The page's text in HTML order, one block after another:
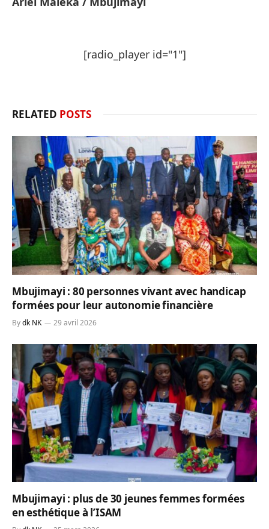
[radio_player id="1"]
RELATED POSTS
Mbujimayi : 80 personnes vivant avec handicap
formées pour leur autonomie financière
Bydk NK 29 avril 2026
Mbujimayi : plus de 30 jeunes femmes formées
en esthétique à l’ISAM